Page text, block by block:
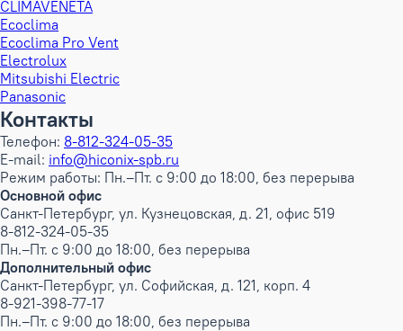
CLIMAVENETA
Ecoclima
Ecoclima Pro Vent
Electrolux
Mitsubishi Electric
Panasonic
Контакты
Телефон: 8-812-324-05-35
E-mail: info@hiconix-spb.ru
Режим работы: Пн.–Пт. с 9:00 до 18:00, без перерыва
Основной офис
Санкт-Петербург, ул. Кузнецовская, д. 21, офис 519
8-812-324-05-35
Пн.–Пт. с 9:00 до 18:00, без перерыва
Дополнительный офис
Санкт-Петербург, ул. Софийская, д. 121, корп. 4
8-921-398-77-17
Пн.–Пт. с 9:00 до 18:00, без перерыва